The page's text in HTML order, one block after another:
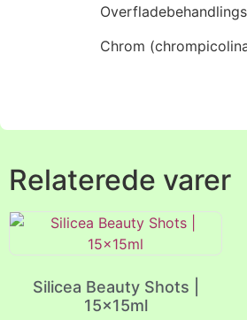
Chrom
Relaterede varer
Silicea Beauty Shots |
15x15ml